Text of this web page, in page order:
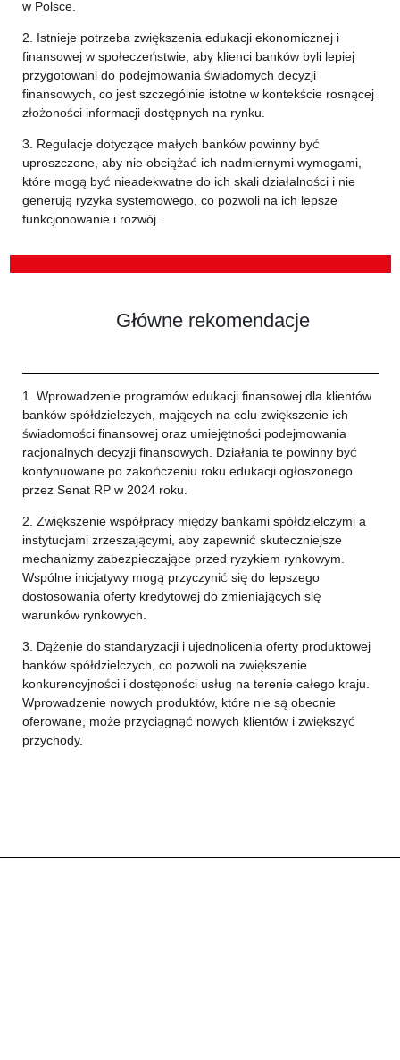
w Polsce.
2. Istnieje potrzeba zwiększenia edukacji ekonomicznej i
finansowej w społeczeństwie, aby klienci banków byli lepiej
przygotowani do podejmowania świadomych decyzji
finansowych, co jest szczególnie istotne w kontekście rosnącej
złożoności informacji dostępnych na rynku.
3. Regulacje dotyczące małych banków powinny być
uproszczone, aby nie obciążać ich nadmiernymi wymogami,
które mogą być nieadekwatne do ich skali działalności i nie
generują ryzyka systemowego, co pozwoli na ich lepsze
funkcjonowanie i rozwój.
Główne rekomendacje
1. Wprowadzenie programów edukacji finansowej dla klientów
banków spółdzielczych, mających na celu zwiększenie ich
świadomości finansowej oraz umiejętności podejmowania
racjonalnych decyzji finansowych. Działania te powinny być
kontynuowane po zakończeniu roku edukacji ogłoszonego
przez Senat RP w 2024 roku.
2. Zwiększenie współpracy między bankami spółdzielczymi a
instytucjami zrzeszającymi, aby zapewnić skuteczniejsze
mechanizmy zabezpieczające przed ryzykiem rynkowym.
Wspólne inicjatywy mogą przyczynić się do lepszego
dostosowania oferty kredytowej do zmieniających się
warunków rynkowych.
3. Dążenie do standaryzacji i ujednolicenia oferty produktowej
banków spółdzielczych, co pozwoli na zwiększenie
konkurencyjności i dostępności usług na terenie całego kraju.
Wprowadzenie nowych produktów, które nie są obecnie
oferowane, może przyciągnąć nowych klientów i zwiększyć
przychody.